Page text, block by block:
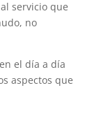
servicio que
no
el día a día
aspectos que